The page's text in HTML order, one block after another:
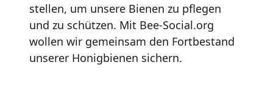
stellen, um unsere Bienen zu pflegen
und zu schützen. Mit Bee-Social.org
wollen wir gemeinsam den Fortbestand
unserer Honigbienen sichern.